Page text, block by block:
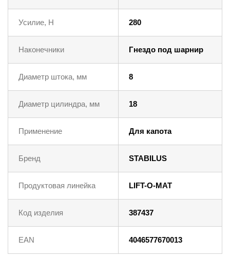
Усилие, Н 280
Наконечники Гнездо под шарнир
Диаметр штока, мм 8
Диаметр цилиндра, мм 18
Применение Для капота
Бренд STABILUS
Продуктовая линейка LIFT-O-MAT
Код изделия 387437
EAN 4046577670013